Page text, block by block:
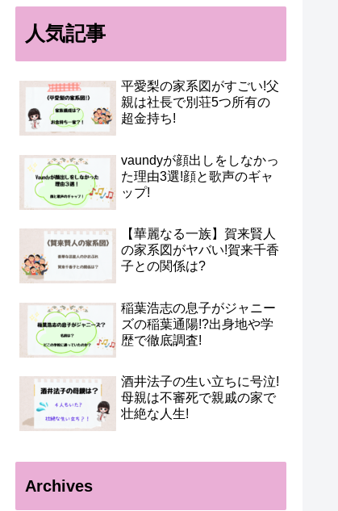
人気記事
平愛梨の家系図がすごい!父
親は社長で別荘5つ所有の
超金持ち!
vaundyが顔出しをしなかっ
た理由3選!顔と歌声のギャ
ップ!
【華麗なる一族】賀来賢人
の家系図がヤバい!賀来千香
子との関係は?
稲葉浩志の息子がジャニー
ズの稲葉通陽!?出身地や学
歴で徹底調査!
酒井法子の生い立ちに号泣!
母親は不審死で親戚の家で
壮絶な人生!
Archives